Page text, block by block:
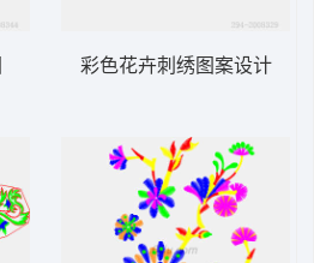
彩色花卉刺绣图案设计